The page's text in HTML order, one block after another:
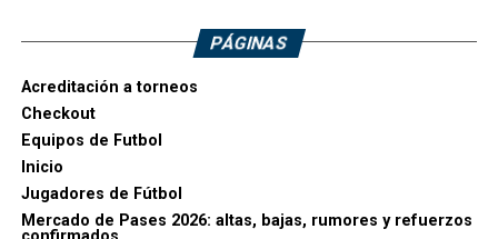
PÁGINAS
Acreditación a torneos
Checkout
Equipos de Futbol
Inicio
Jugadores de Fútbol
Mercado de Pases 2026: altas, bajas, rumores y refuerzos